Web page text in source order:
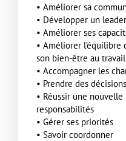
• Améliorer sa
• Développer un
• Améliorer ses
• Améliorer
son bien-être au travail
• Accompagner les
• Prendre des
• Réussir une
responsabilités
• Gérer ses priorités
• Savoir coordonner